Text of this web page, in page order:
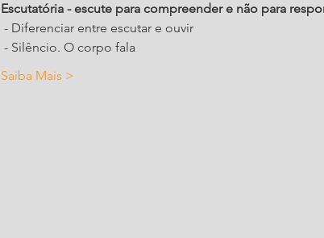
Escutatória - escute para compreender e não para
- Diferenciar entre escutar e ouvir
- Silêncio. O corpo fala
Saiba Mais >